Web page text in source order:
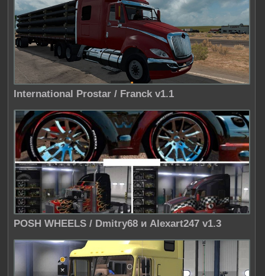
International Prostar / Franck v1.1
POSH WHEELS / Dmitry68 и Alexart247 v1.3